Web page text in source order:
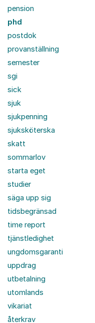
pension
phd
postdok
provanställning
semester
sgi
sick
sjuk
sjukpenning
sjuksköterska
skatt
sommarlov
starta eget
studier
säga upp sig
tidsbegränsad
time report
tjänstledighet
ungdomsgaranti
uppdrag
utbetalning
utomlands
vikariat
återkrav